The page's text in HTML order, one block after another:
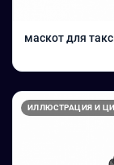
маскот для
ИЛЛЮСТРАЦИЯ И